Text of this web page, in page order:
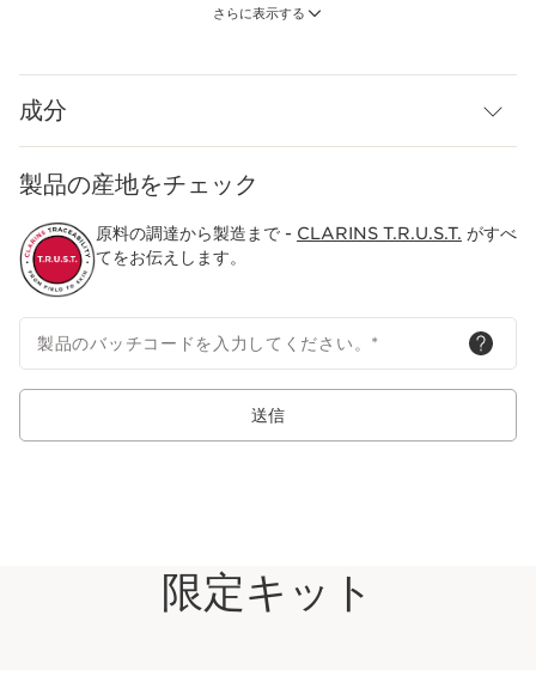
さらに表示する
*1 クラランス調べ。クラランスにおける2025年国内売上金額
成分
製品の産地をチェック
原料の調達から製造まで - CLARINS T.R.U.S.T. がすべ
てをお伝えします。
製品のバッチコードを入力してください。 *
送信
限定キット